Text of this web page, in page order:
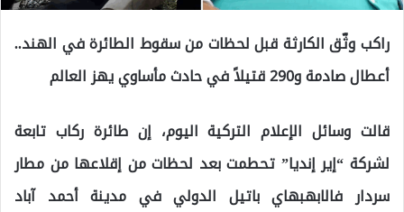
راكب وثّق الكارثة قبل لحظات من سقوط الطائرة في الهند..
أعطال صادمة و290 قتيلاً في حادث مأساوي يهز العالم
قالت وسائل الإعلام التركية اليوم، إن طائرة ركاب تابعة
لشركة “إير إنديا” تحطمت بعد لحظات من إقلاعها من مطار
سردار فالابهبهاي باتيل الدولي في مدينة أحمد آباد